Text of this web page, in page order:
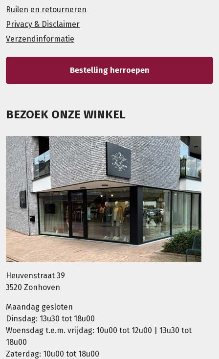
Ruilen en retourneren
Privacy & Disclaimer
Verzendinformatie
Bestelling herroepen
BEZOEK ONZE WINKEL
Heuvenstraat 39
3520 Zonhoven
Maandag gesloten
Dinsdag: 13u30 tot 18u00
Woensdag t.e.m. vrijdag: 10u00 tot 12u00 | 13u30 tot
18u00
Zaterdag: 10u00 tot 18u00